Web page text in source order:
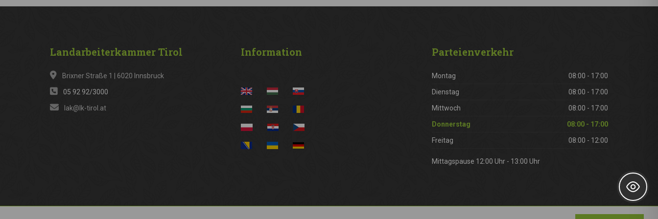
LandarbeiterkammerTirol
Brixner Straße 1 | 6020 Innsbruck
05 92 92/3000
lak@lk-tirol.at
Information Parteienverkehr
Montag 08:00 - 17:00
Dienstag 08:00 - 17:00
Mittwoch 08:00 - 17:00
Donnerstag 08:00 - 17:00
Freitag 08:00 - 12:00
Mittagspause 12:00 Uhr - 13:00 Uhr